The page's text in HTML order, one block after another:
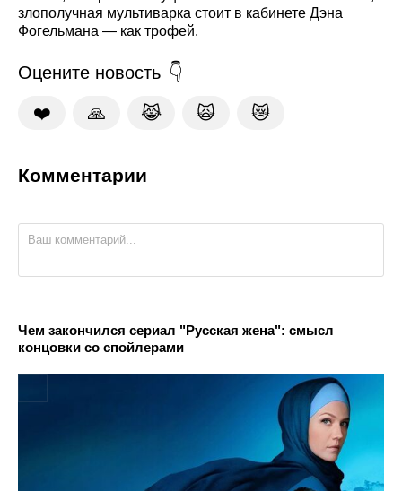
злополучная мультиварка стоит в кабинете Дэна
Фогельмана — как трофей.
Оцените новость
❤️ 🙏 😹 🙀 😿
Комментарии
Чем закончился сериал "Русская жена": смысл
концовки со спойлерами